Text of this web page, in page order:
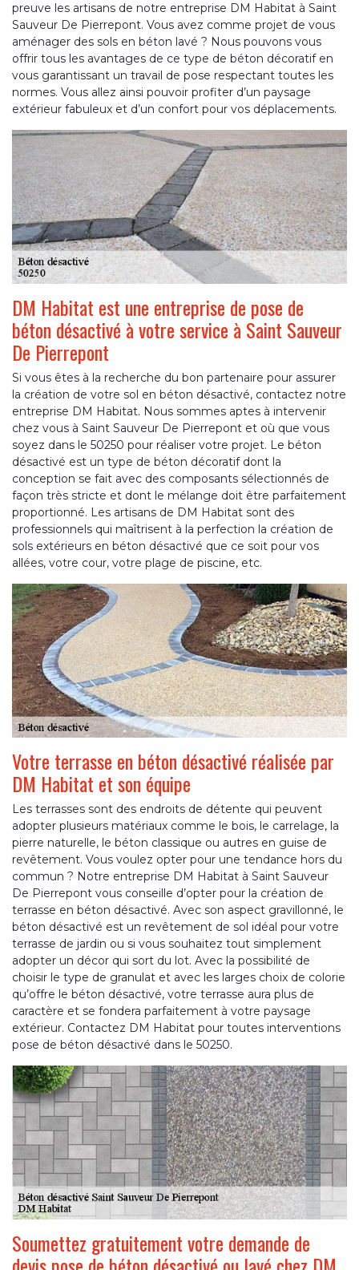
preuve les artisans de notre entreprise DM Habitat à Saint
Sauveur De Pierrepont. Vous avez comme projet de vous
aménager des sols en béton lavé ? Nous pouvons vous
offrir tous les avantages de ce type de béton décoratif en
vous garantissant un travail de pose respectant toutes les
normes. Vous allez ainsi pouvoir profiter d’un paysage
extérieur fabuleux et d’un confort pour vos déplacements.
DM Habitat est une entreprise de pose de
béton désactivé à votre service à Saint Sauveur
De Pierrepont
Si vous êtes à la recherche du bon partenaire pour assurer
la création de votre sol en béton désactivé, contactez notre
entreprise DM Habitat. Nous sommes aptes à intervenir
chez vous à Saint Sauveur De Pierrepont et où que vous
soyez dans le 50250 pour réaliser votre projet. Le béton
désactivé est un type de béton décoratif dont la
conception se fait avec des composants sélectionnés de
façon très stricte et dont le mélange doit être parfaitement
proportionné. Les artisans de DM Habitat sont des
professionnels qui maîtrisent à la perfection la création de
sols extérieurs en béton désactivé que ce soit pour vos
allées, votre cour, votre plage de piscine, etc.
Votre terrasse en béton désactivé réalisée par
DM Habitat et son équipe
Les terrasses sont des endroits de détente qui peuvent
adopter plusieurs matériaux comme le bois, le carrelage, la
pierre naturelle, le béton classique ou autres en guise de
revêtement. Vous voulez opter pour une tendance hors du
commun ? Notre entreprise DM Habitat à Saint Sauveur
De Pierrepont vous conseille d’opter pour la création de
terrasse en béton désactivé. Avec son aspect gravillonné, le
béton désactivé est un revêtement de sol idéal pour votre
terrasse de jardin ou si vous souhaitez tout simplement
adopter un décor qui sort du lot. Avec la possibilité de
choisir le type de granulat et avec les larges choix de colorie
qu’offre le béton désactivé, votre terrasse aura plus de
caractère et se fondera parfaitement à votre paysage
extérieur. Contactez DM Habitat pour toutes interventions
pose de béton désactivé dans le 50250.
Soumettez gratuitement votre demande de